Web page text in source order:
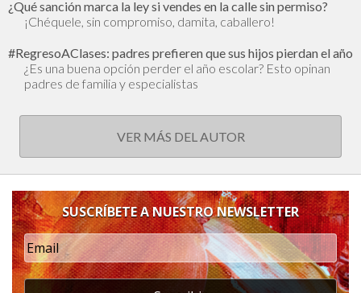
¿Qué sanción marca la ley si vendes en la calle sin permiso?
¡Chéquele, sin compromiso, damita, caballero!
#RegresoAClases: padres prefieren que sus hijos pierdan el año
¿Es una buena opción perder el año escolar? Esto opinan
padres de familia y especialistas
VER MÁS DEL AUTOR
SUSCRÍBETE A NUESTRO NEWSLETTER